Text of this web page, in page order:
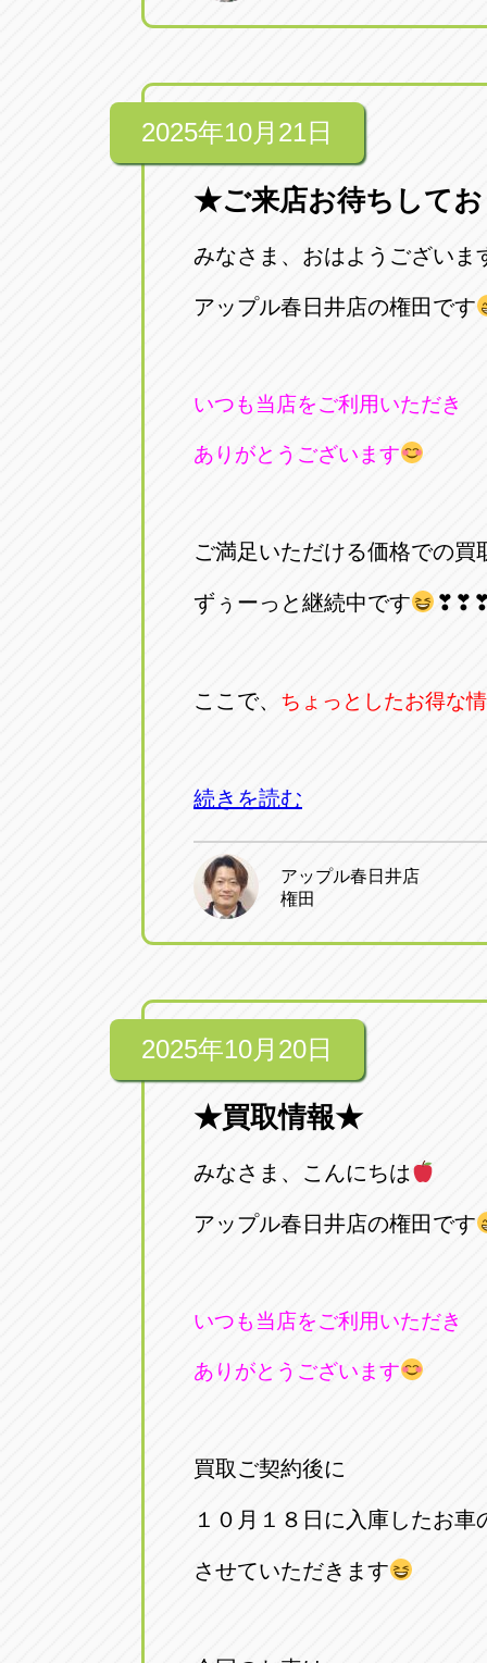
2025年10月21日
★ご来店お待ちして
みなさま、おはようございま
アップル春日井店の権田です
いつも当店をご利用いただき
ありがとうございます
ご満足いただける価格での買
ずぅーっと継続中です
ここで、 ちょっとしたお得な
続きを読む
アップル春日井店
権田
2025年10月20日
★買取情報★
みなさま、こんにちは
アップル春日井店の権田です
いつも当店をご利用いただき
ありがとうございます
買取ご契約後に
１０月１８日に入庫したお車
させていただきます